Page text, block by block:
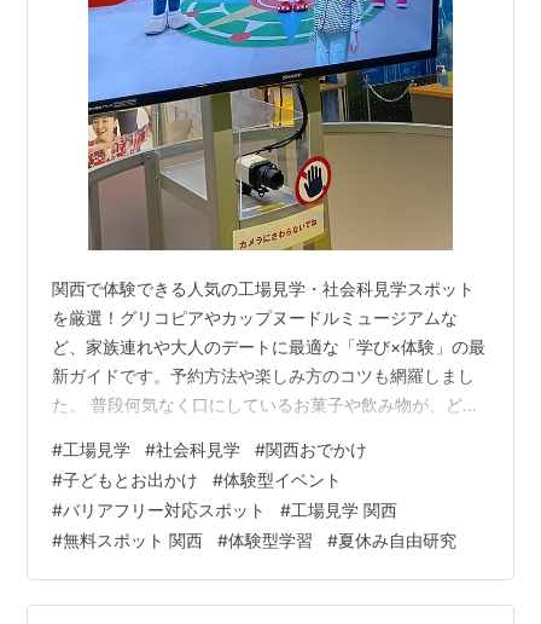
関西で体験できる人気の工場見学・社会科見学スポット
を厳選！グリコピアやカップヌードルミュージアムな
ど、家族連れや大人のデートに最適な「学び×体験」の最
新ガイドです。予約方法や楽しみ方のコツも網羅しまし
た。 普段何気なく口にしているお菓子や飲み物が、どの
お菓子や食品、飲料、最新技術を学べる工場など、大人
も子どももワクワクしながら学べるスポットがたくさん
あります！今回は、社会科見学の魅力と、関西・大阪周
辺のおすすめ工場見学スポットを紹介します。 📚 目次
関西の工場見学・社会科見学の魅力と楽しみ方 【関西・
大阪】大人も子どもも楽しめる人気工場見学…
#工場見学 #社会科見学 #関西おでかけ
#子どもとお出かけ #体験型イベント
#バリアフリー対応スポット #工場見学 関西
#無料スポット 関西 #体験型学習 #夏休み自由研究